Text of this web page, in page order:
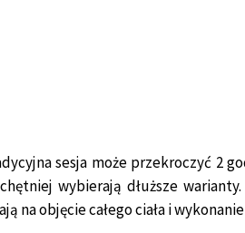
sesja może przekroczyć 2
wybierają dłuższe
na objęcie całego ciała i